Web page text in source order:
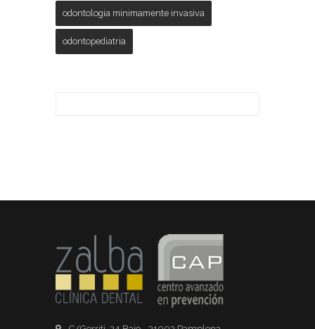
odontologia minimamente invasiva
odontopediatria